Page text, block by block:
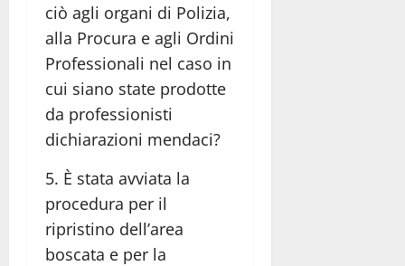
ciò agli organi di Polizia,
alla Procura e agli Ordini
Professionali nel caso in
cui siano state prodotte
da professionisti
dichiarazioni mendaci?
5. È stata avviata la
procedura per il
ripristino dell’area
boscata e per la